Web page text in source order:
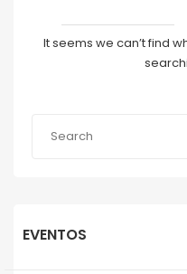
It seems we can’t find
EVENTOS